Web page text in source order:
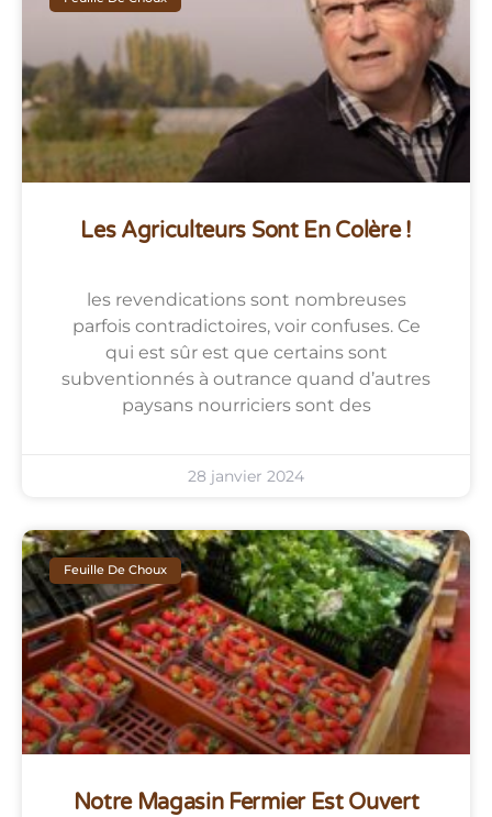
Les Agriculteurs Sont En Colère !
les revendications sont nombreuses
parfois contradictoires, voir confuses. Ce
qui est sûr est que certains sont
subventionnés à outrance quand d’autres
paysans nourriciers sont des
28 janvier 2024
Feuille De Choux
Notre Magasin Fermier Est Ouvert